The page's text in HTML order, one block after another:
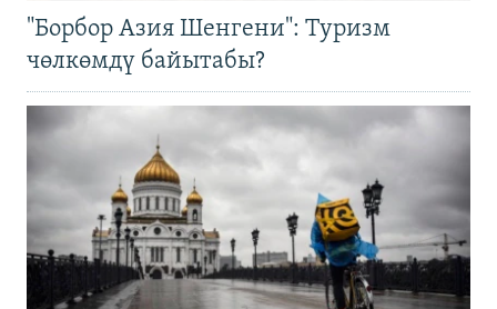
"Борбор Азия Шенгени": Туризм
чөлкөмдү байытабы?